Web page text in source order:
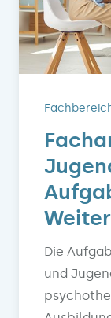
Die
und